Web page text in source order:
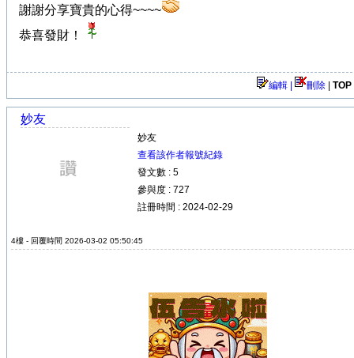
謝謝分享寶貴的心得~~~~
恭喜發財！
編輯 | 刪除 TOP
妙友
妙友
查看該作者報號紀錄
發文數 : 5
參與度 : 727
註冊時間 : 2024-02-29
4樓 - 回覆時間 2026-03-02 05:50:45